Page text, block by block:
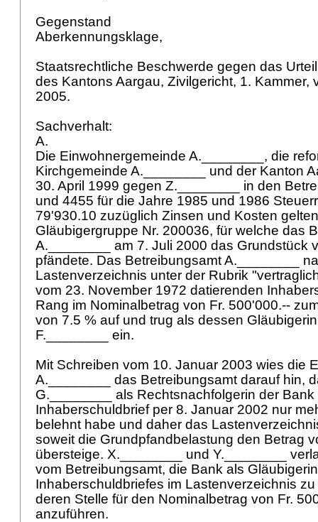
Gegenstand
Aberkennungsklage,
Staatsrechtliche Beschwerde gegen das
des Kantons Aargau, Zivilgericht, 1. Kammer,
2005.
Sachverhalt:
A.
Die Einwohnergemeinde A.________, die
Kirchgemeinde A.________ und der Kanton
30. April 1999 gegen Z.________ in den
und 4455 für die Jahre 1985 und 1986
79'930.10 zuzüglich Zinsen und Kosten
Gläubigergruppe Nr. 200036, für welche das
A.________ am 7. Juli 2000 das Grundstück
pfändete. Das Betreibungsamt A.________
Lastenverzeichnis unter der Rubrik
vom 23. November 1972 datierenden
Rang im Nominalbetrag von Fr. 500'000.--
von 7.5 % auf und trug als dessen
F.________ ein.
Mit Schreiben vom 10. Januar 2003 wies die
A.________ das Betreibungsamt darauf hin,
G.________ als Rechtsnachfolgerin der
Inhaberschuldbrief per 8. Januar 2002 nur
belehnt habe und daher das
soweit die Grundpfandbelastung den Betrag
übersteige. X.________ und Y.________
vom Betreibungsamt, die Bank als
Inhaberschuldbriefes im Lastenverzeichnis
deren Stelle für den Nominalbetrag von Fr.
anzuführen.